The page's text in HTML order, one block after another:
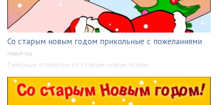
Со старым новым годом прикольные с пожеланиями
Новый год
Смешные открытки со старым новым годом